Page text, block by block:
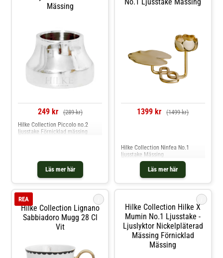
Mässing
249 kr (289 kr)
Läs mer här
Hilke Collection Piccolo no.2
ljusstake Förnicklad mässing
1399 kr (1499 kr)
Läs mer här
Hilke Collection Ninfea No.1
ljusstake Mässing
Hilke Collection Lignano
Sabbiadoro Mugg 28 Cl
Vit
REA
Hilke Collection Hilke X
Mumin No.1 Ljusstake -
Ljuslyktor Nickelpläterad
Mässing Förnicklad
Mässing